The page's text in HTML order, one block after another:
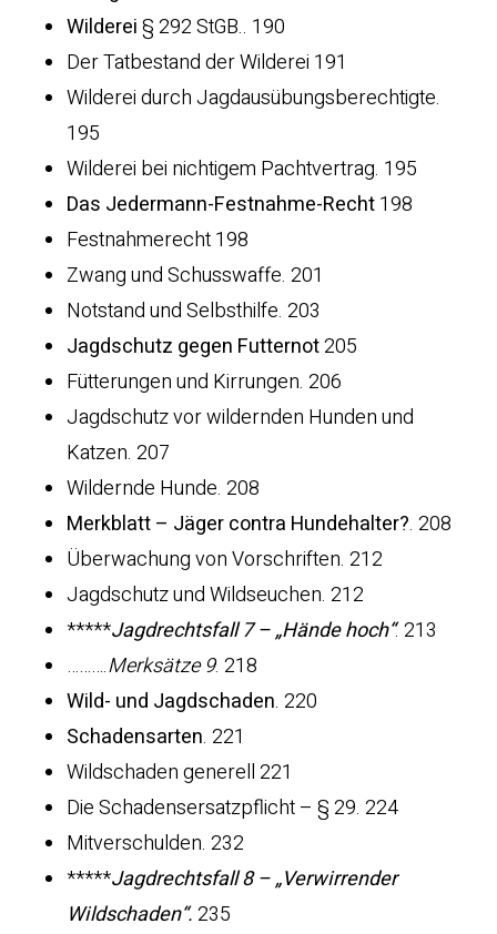
Wilderei§ 292 StGB.. 190
Der Tatbestand der Wilderei 191
Wilderei durch Jagdausübungsberechtigte.
195
Wilderei bei nichtigem Pachtvertrag. 195
Das Jedermann-Festnahme-Recht198
Festnahmerecht 198
Zwang und Schusswaffe. 201
Notstand und Selbsthilfe. 203
Jagdschutz gegen Futternot205
Fütterungen und Kirrungen. 206
Jagdschutz vor wildernden Hunden und
Katzen. 207
Wildernde Hunde. 208
Merkblatt – Jäger contra Hundehalter?. 208
Überwachung von Vorschriften. 212
Jagdschutz und Wildseuchen. 212
*****Jagdrechtsfall 7 – „Hände hoch“. 213
……….Merksätze 9. 218
Wild- und Jagdschaden. 220
Schadensarten. 221
Wildschaden generell 221
Die Schadensersatzpflicht – § 29. 224
Mitverschulden. 232
*****Jagdrechtsfall 8 – „Verwirrender
Wildschaden“.235